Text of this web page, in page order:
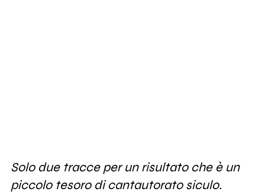
Solo due tracce per un risultato che è un
piccolo tesoro di cantautorato siculo.